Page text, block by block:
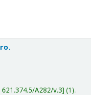
621.374.5/A282/v.3 (1).